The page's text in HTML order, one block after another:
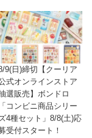
9(日)締切【クーリア
式オンラインストア
選販売】ボンドロ
「コンビニ商品シリー
ズ4種セット」8/8(土)応
受付スタート！